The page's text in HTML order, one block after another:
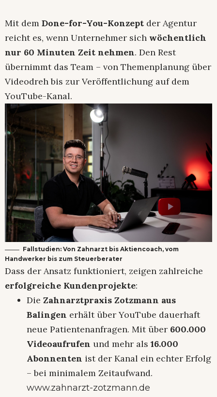
Mit dem Done-for-You-Konzept der Agentur
reicht es, wenn Unternehmer sich wöchentlich
nur 60 Minuten Zeit nehmen. Den Rest
übernimmt das Team – von Themenplanung über
Videodreh bis zur Veröffentlichung auf dem
YouTube-Kanal.
Fallstudien: Von Zahnarzt bis Aktiencoach, vom
Handwerker bis zum Steuerberater
Dass der Ansatz funktioniert, zeigen zahlreiche
erfolgreiche Kundenprojekte:
Die Zahnarztpraxis Zotzmann aus
Balingen erhält über YouTube dauerhaft
neue Patientenanfragen. Mit über 600.000
Videoaufrufen und mehr als 16.000
Abonnenten ist der Kanal ein echter Erfolg
– bei minimalem Zeitaufwand.
www.zahnarzt-zotzmann.de